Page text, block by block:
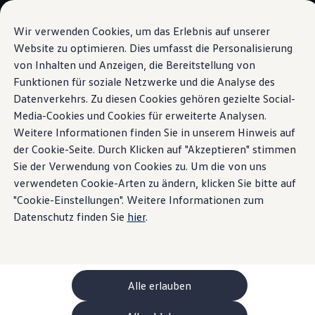
Wir verwenden Cookies, um das Erlebnis auf unserer
Website zu optimieren. Dies umfasst die Personalisierung
von Inhalten und Anzeigen, die Bereitstellung von
Funktionen für soziale Netzwerke und die Analyse des
Datenverkehrs. Zu diesen Cookies gehören gezielte Social-
Media-Cookies und Cookies für erweiterte Analysen.
Weitere Informationen finden Sie in unserem Hinweis auf
der Cookie-Seite. Durch Klicken auf "Akzeptieren" stimmen
Sie der Verwendung von Cookies zu. Um die von uns
verwendeten Cookie-Arten zu ändern, klicken Sie bitte auf
"Cookie-Einstellungen". Weitere Informationen zum
Datenschutz finden Sie hier.
Alle erlauben
Zum
Hauptinhalt
springen
Zum
Footer
springen
Ihre Konfiguration
Sondermodelle UNITED
Beratung und Kauf
Aktuelle Angebote
Geschäftskunden und Flotten
Sofort verfügbare Fahrzeuge
Occasionen
Finanzierung
Leasing-Rechner
Elektromobilität
Kosten und Finanzierung
Laden und Reichweite
Zuhause Laden
Unterwegs Laden
Bidirektionales Laden
Erneuerbare Energielösung: Helion
ChargeOn
Technologie und Batterie
Wie das Batteriesystem der ID. Modelle
Infotainment
Wegweisende
Unterhaltung